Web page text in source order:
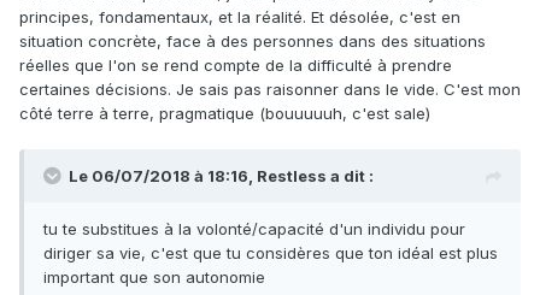
principes, fondamentaux, et la réalité. Et désolée, c'est en
situation concrète, face à des personnes dans des situations
réelles que l'on se rend compte de la difficulté à prendre
certaines décisions. Je sais pas raisonner dans le vide. C'est mon
côté terre à terre, pragmatique (bouuuuuh, c'est sale)
Le 06/07/2018 à 18:16, Restless a dit :
tu te substitues à la volonté/capacité d'un individu pour
diriger sa vie, c'est que tu considères que ton idéal est plus
important que son autonomie